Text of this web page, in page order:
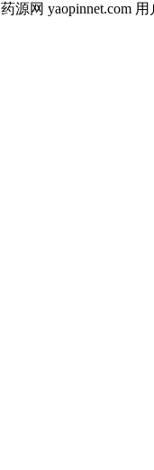
药源网 yaopinnet.com